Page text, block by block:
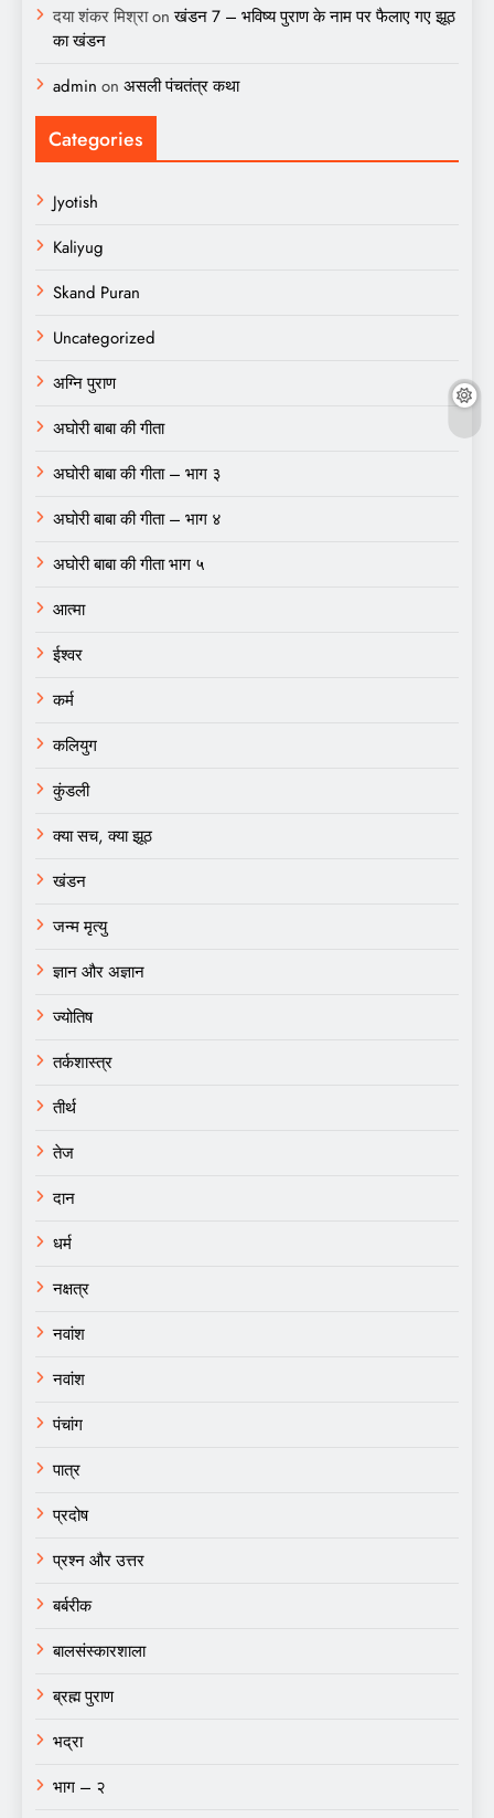
दया शंकर मिश्राonखंडन 7 – भविष्य पुराण के नाम पर फैलाए गए झूठ
का खंडन
admin on असली पंचतंत्र कथा
Categories
Jyotish
Kaliyug
Skand Puran
Uncategorized
अग्नि पुराण
अघोरी बाबा की गीता
अघोरी बाबा की गीता – भाग ३
अघोरी बाबा की गीता – भाग ४
अघोरी बाबा की गीता भाग ५
आत्मा
ईश्वर
कर्म
कलियुग
कुंडली
क्या सच, क्या झूठ
खंडन
जन्म मृत्यु
ज्ञान और अज्ञान
ज्योतिष
तर्कशास्त्र
तीर्थ
तेज
दान
धर्म
नक्षत्र
नवांश
नवांश
पंचांग
पात्र
प्रदोष
प्रश्न और उत्तर
बर्बरीक
बालसंस्कारशाला
ब्रह्म पुराण
भद्रा
भाग – २